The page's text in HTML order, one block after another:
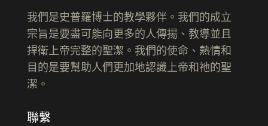
我們是史普羅博士的教學夥伴。我們的成立
宗旨是要盡可能向更多的人傳揚、教導並且
捍衛上帝完整的聖潔。我們的使命、熱情和
目的是要幫助人們更加地認識上帝和祂的聖
潔。
聯繫